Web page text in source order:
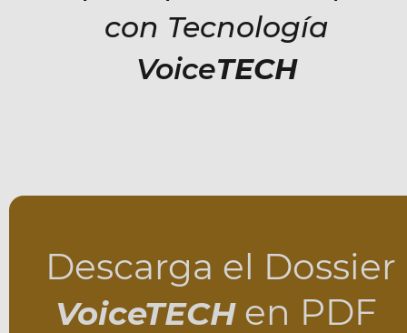
Descarga el Dossier
VoiceTECH en PDF
con Tecnología
VoiceTECH